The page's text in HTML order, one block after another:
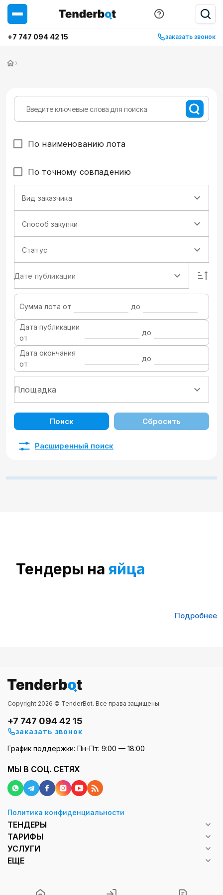
+7 747 094 42 15 заказать звонок
›
По наименованию лота
По точному совпадению
Вид заказчика
Способ закупки
Статус
Дате публикации
Сумма лота от до
Дата публикации
от
до
Дата окончания
от
до
Поиск Сбросить
Расширенный поиск
Тендеры на яйца
стабильность поставок и соответствие
простым, но строгим требованиям.
на них не зависит от сезона. Их закупают круглый
уровне. За счет этого тендеры публикуются
регулярно, без резких спадов или всплесков.
Основной объем закупок формируют
ежедневной основе. Это школы, детские сады,
больницы, санатории, социальные учреждения и
военные части. Также яйца закупают
предприятия общественного питания,
Закупки чаще всего проходят небольшими
Подробнее
Copyright 2026 © TenderBot. Все права защищены.
+7 747 094 42 15
заказать звонок
График поддержки: Пн-Пт: 9:00 — 18:00
МЫ В СОЦ. СЕТЯХ
Политика конфиденциальности
ТЕНДЕРЫ
ТАРИФЫ
УСЛУГИ
ЕЩЕ